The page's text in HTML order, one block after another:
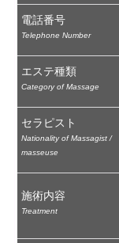
電話番号
Telephone Number
エステ種類
Category of Massage
セラピスト
Nationality of Massagist /
masseuse
施術内容
Treatment